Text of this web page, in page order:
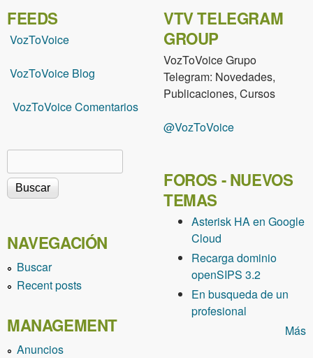
FEEDS
VozToVoice
VozToVoice Blog
VozToVoice Comentarios
Formulario de búsqueda
NAVEGACIÓN
Buscar
Recent posts
MANAGEMENT
Anuncios
VTV TELEGRAM
GROUP
VozToVoice Grupo
Telegram: Novedades,
Publicaciones, Cursos
@VozToVoice
FOROS - NUEVOS
TEMAS
Asterisk HA en Google
Cloud
Recarga dominio
openSIPS 3.2
En busqueda de un
profesional
Más